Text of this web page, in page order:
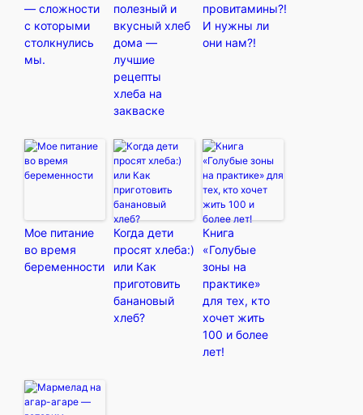
— сложности
с которыми
столкнулись
мы.
полезный и
вкусный хлеб
дома —
лучшие
рецепты
хлеба на
закваске
провитамины?!
И нужны ли
они нам?!
Мое питание
во время
беременности
Когда дети
просят хлеба:)
или Как
приготовить
банановый
хлеб?
Книга
«Голубые
зоны на
практике»
для тех, кто
хочет жить
100 и более
лет!